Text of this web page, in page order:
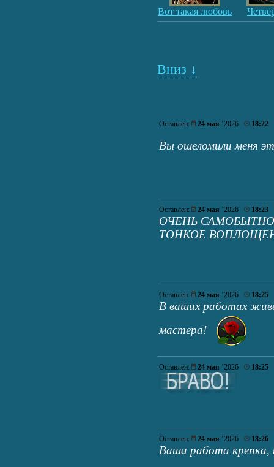
Вот такая любовь
Вниз ↓
Оставлен: 24 мая ’2026 18:22
Вы ошеломили меня
Оставлен: 24 мая ’2026 18:23
ОЧЕНЬ
ТОНКОЕ
Оставлен: 24 мая ’2026 18:25
В ваших работах
мастера!
Оставлен: 24 мая ’2026 18:25
Оставлен: 24 мая ’2026 18:26
Ваша работа крепка,